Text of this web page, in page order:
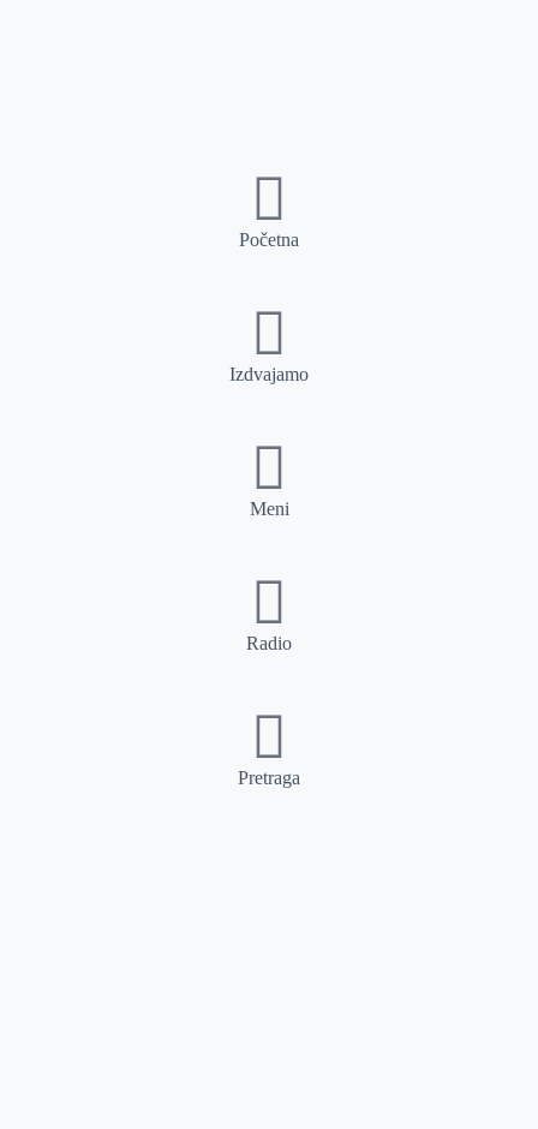
Početna
Izdvajamo
Meni
Radio
Pretraga